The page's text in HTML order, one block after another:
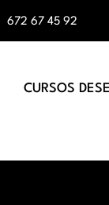
672 67 45 92
CURSOS